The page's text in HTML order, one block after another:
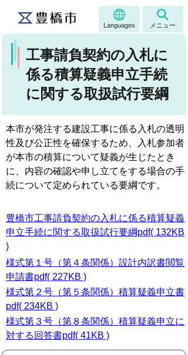
Languages メニュー
工事請負契約の入札に
係る積算疑義申立手続
に関する取扱試行要綱
本市が発注する建設工事に係る入札の透明
性及び公正性を確保するため、入札参加者
が本市の積算について疑義が生じたとき
に、内容の確認や申し立てをする場合の手
続について定められている要綱です。
豊橋市工事請負契約の入札に係る積算疑義
申立手続に関する取扱試行要綱pdf( 132KB
)
様式第１号（第４条関係）設計内訳書閲覧
申請書pdf( 227KB )
様式第２号（第５条関係）積算疑義申立書
pdf( 234KB )
様式第３号（第８条関係）積算疑義申立に
対する回答書pdf( 41KB )